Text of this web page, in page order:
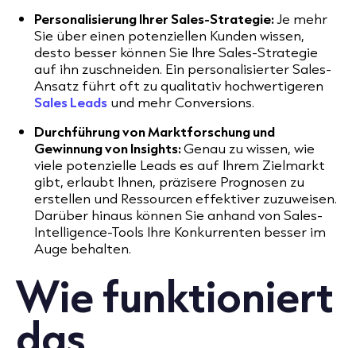
Personalisierung Ihrer Sales-Strategie:Je mehr
Sie über einen potenziellen Kunden wissen,
desto besser können Sie Ihre Sales-Strategie
auf ihn zuschneiden. Ein personalisierter Sales-
Ansatz führt oft zu qualitativ hochwertigeren
Sales Leads und mehr Conversions.
Durchführung von Marktforschung und
Gewinnung von Insights:Genau zu wissen, wie
viele potenzielle Leads es auf Ihrem Zielmarkt
gibt, erlaubt Ihnen, präzisere Prognosen zu
erstellen und Ressourcen effektiver zuzuweisen.
Darüber hinaus können Sie anhand von Sales-
Intelligence-Tools Ihre Konkurrenten besser im
Auge behalten.
Wie funktioniert
das